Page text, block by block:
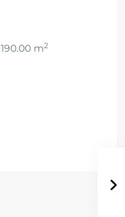
190.00 m2